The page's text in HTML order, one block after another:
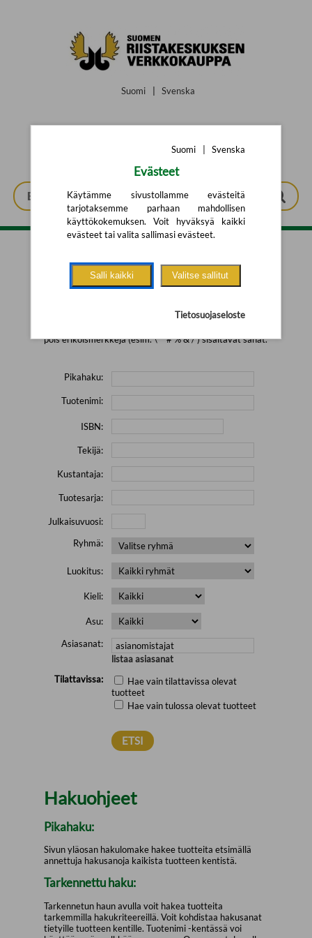
Suomi Svenska
Tarkennettu haku
pois erikoismerkkejä (esim. \' " # % & / ) sisältävät sanat.
Pikahaku:
Tuotenimi:
ISBN:
Tekijä:
Kustantaja:
Tuotesarja:
Julkaisuvuosi:
Ryhmä:
Luokitus:
Kieli:
Asu:
Asiasanat:
listaa asiasanat
Tilattavissa:
Hae vain tilattavissa olevat
tuotteet
Hae vain tulossa olevat tuotteet
Hakuohjeet
Pikahaku:
Sivun yläosan hakulomake hakee tuotteita etsimällä
annettuja hakusanoja kaikista tuotteen kentistä.
Tarkennettu haku:
Tarkennetun haun avulla voit hakea tuotteita
tarkemmilla hakukriteereillä. Voit kohdistaa hakusanat
tietyille tuotteen kentille. Tuotenimi -kentässä voi
Suomi Svenska
Evästeet
Käytämme sivustollamme evästeitä
tarjotaksemme parhaan mahdollisen
käyttökokemuksen. Voit hyväksyä kaikki
evästeet tai valita sallimasi evästeet.
Salli kaikki Valitse sallitut
Tietosuojaseloste